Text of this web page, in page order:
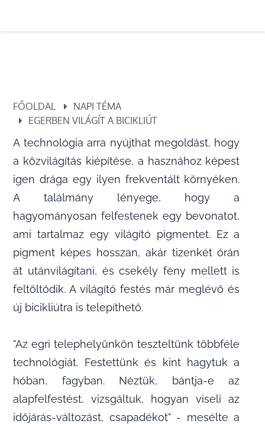
FŐOLDAL
NAPI TÉMA
EGERBEN VILÁGÍT A BICIKLIÚT
A technológia arra nyújthat megoldást, hogy
a közvilágítás kiépítése, a hasznához képest
igen drága egy ilyen frekventált környéken.
A találmány lényege, hogy a
hagyományosan felfestenek egy bevonatot,
ami tartalmaz egy világító pigmentet. Ez a
pigment képes hosszan, akár tizenkét órán
át utánvilágítani, és csekély fény mellett is
feltöltődik. A világító festés már meglévő és
új bicikliútra is telepíthető.
"Az egri telephelyünkön teszteltünk többféle
technológiát. Festettünk és kint hagytuk a
hóban, fagyban. Néztük, bántja-e az
alapfelfestést, vizsgáltuk, hogyan viseli az
időjárás-változást, csapadékot" - mesélte a